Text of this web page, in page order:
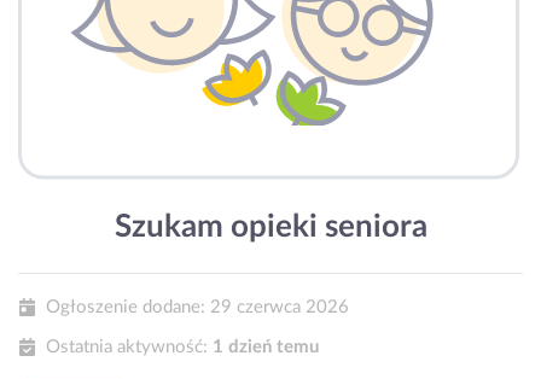
Szukam opieki seniora
Ogłoszenie dodane: 29 czerwca 2026
Ostatnia aktywność: 1 dzień temu